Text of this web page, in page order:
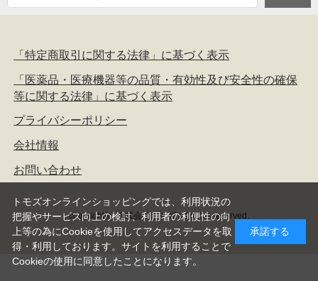
「特定商取引に関する法律」に基づく表示
「医薬品・医療機器等の品質・有効性及び安全性の確保
等に関する法律」に基づく表示
プライバシーポリシー
会社情報
お問い合わせ
copyright(c) 株式会社トモズ all rights reserved.
トモズオンラインショッピングでは、利用状況の
把握やサービス向上の検討、利用者の利便性の向
上等の為にCookieを使用してアクセスデータを取
得・利用しております。サイトを利用することで
Cookieの使用に同意したことになります。
承諾する